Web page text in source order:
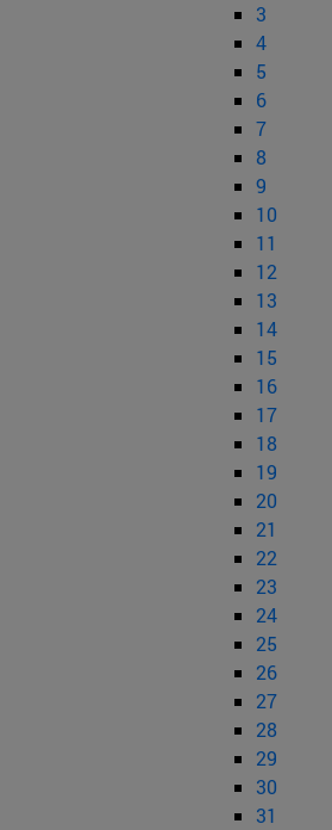
3
4
5
6
7
8
9
10
11
12
13
14
15
16
17
18
19
20
21
22
23
24
25
26
27
28
29
30
31